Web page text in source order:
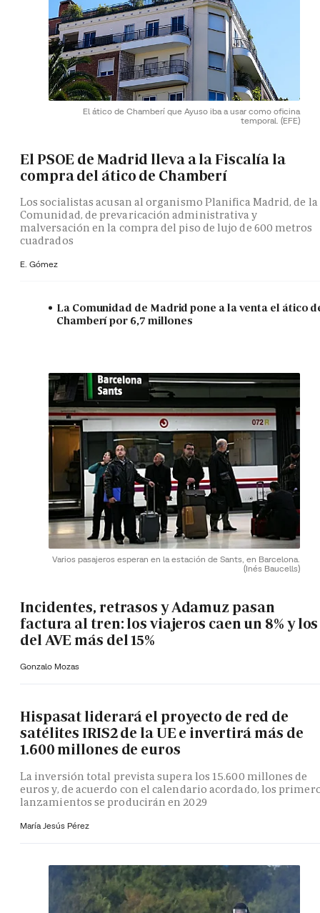
El ático de Chamberí que Ayuso iba a usar como oficina
temporal. (EFE)
El PSOE de Madrid lleva a la Fiscalía la
compra del ático de Chamberí
Los socialistas acusan al organismo Planifica Madrid, de la
Comunidad, de prevaricación administrativa y
malversación en la compra del piso de lujo de 600 metros
cuadrados
E. Gómez
La Comunidad de Madrid pone a la venta el ático
Chamberí por 6,7 millones
Varios pasajeros esperan en la estación de Sants, en Barcelona.
(Inés Baucells)
Incidentes, retrasos y Adamuz pasan
factura al tren: los viajeros caen un 8% y los
del AVE más del 15%
Gonzalo Mozas
Hispasat liderará el proyecto de red de
satélites IRIS2 de la UE e invertirá más de
1.600 millones de euros
La inversión total prevista supera los 15.600 millones de
euros y, de acuerdo con el calendario acordado, los
lanzamientos se producirán en 2029
María Jesús Pérez